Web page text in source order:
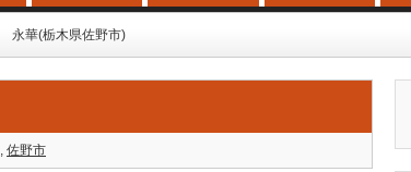
永華(栃木県佐野市)
, 佐野市